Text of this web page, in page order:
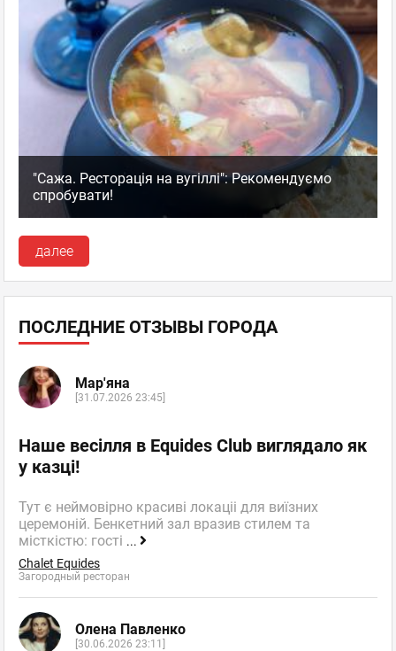
"Сажа. Ресторація на вугіллі": Рекомендуємо
спробувати!
далее
ПОСЛЕДНИЕ ОТЗЫВЫ ГОРОДА
Мар'яна
[31.07.2026 23:45]
Наше весілля в Equides Club виглядало як
у казці!
Тут є неймовірно красиві локаціі для виїзних
церемоній. Бенкетний зал вразив стилем та
місткістю: гості ...
Chalet Equides
Загородный ресторан
Олена Павленко
[30.06.2026 23:11]